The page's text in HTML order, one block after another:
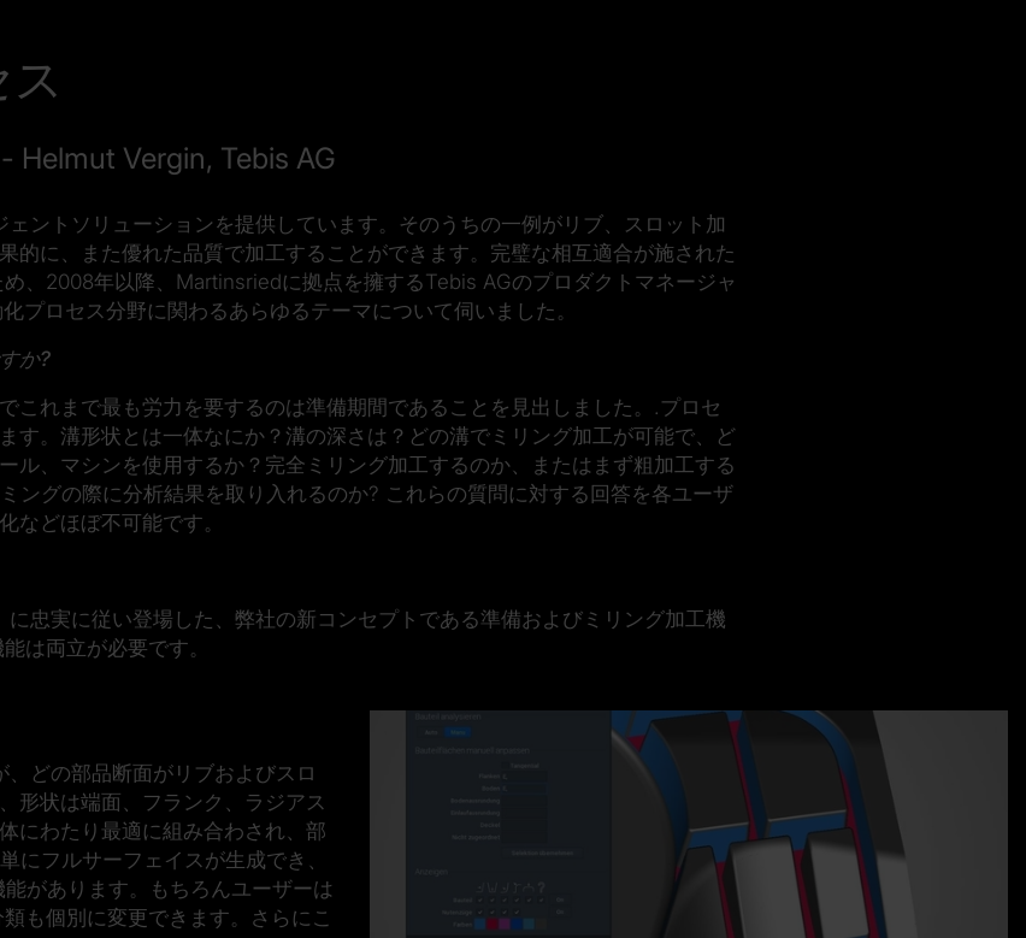
Vergin, Tebis AG
ントソリューションを提供しています。そのうちの一例がリブ、スロット加
に、また優れた品質で加工することができます。完璧な相互適合が施された
、2008年以降、Martinsriedに拠点を擁するTebis AGのプロダクトマネージャ
プロセス分野に関わるあらゆるテーマについて伺いました。
か?
これまで最も労力を要するのは準備期間であることを見出しました。.プロセ
す。溝形状とは一体なにか？溝の深さは？どの溝でミリング加工が可能で、ど
ル、マシンを使用するか？完全ミリング加工するのか、またはまず粗加工する
ングの際に分析結果を取り入れるのか? これらの質問に対する回答を各ユーザ
などほぼ不可能です。
忠実に従い登場した、弊社の新コンセプトである準備およびミリング加工機
は両立が必要です。
どの部品断面がリブおよびスロ
形状は端面、フランク、ラジアス
にわたり最適に組み合わされ、部
にフルサーフェイスが生成でき、
があります。もちろんユーザーは
も個別に変更できます。さらにこ